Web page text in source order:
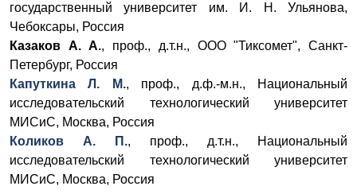
государственный университет им. И. Н. Ульянова,
Чебоксары, Россия
Казаков А. А., проф., д.т.н., ООО "Тиксомет", Санкт-
Петербург, Россия
Капуткина Л. М., проф., д.ф.-м.н., Национальный
исследовательский технологический университет
МИСиС, Москва, Россия
Коликов А. П., проф., д.т.н., Национальный
исследовательский технологический университет
МИСиС, Москва, Россия